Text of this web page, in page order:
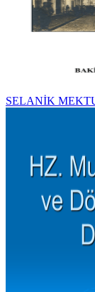
SELANİK